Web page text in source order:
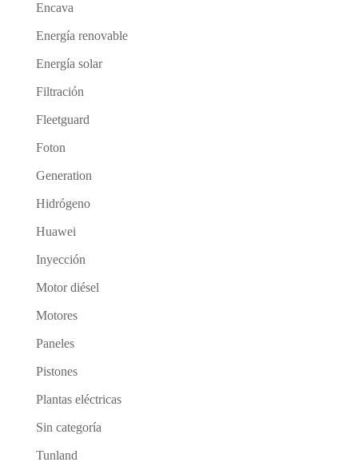
Encava
Energía renovable
Energía solar
Filtración
Fleetguard
Foton
Generation
Hidrógeno
Huawei
Inyección
Motor diésel
Motores
Paneles
Pistones
Plantas eléctricas
Sin categoría
Tunland